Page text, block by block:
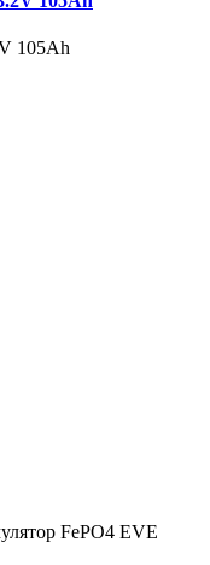
105Ah
FePO4 EVE